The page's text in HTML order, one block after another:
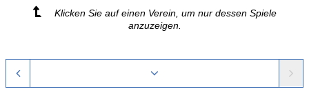
Klicken Sie auf einen Verein, um nur dessen Spiele
anzuzeigen.